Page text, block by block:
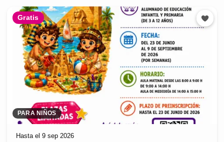
Gratis
PARA NIÑOS
Hasta el 9 sep 2026